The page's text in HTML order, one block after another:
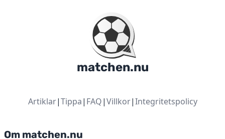
matchen.nu
Artiklar|Tippa| FAQ|Villkor|Integritetspolicy
Om matchen.nu